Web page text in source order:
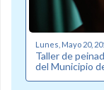
Lunes, Mayo 20,
Taller de
del Municipio